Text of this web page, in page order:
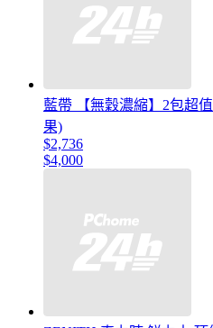
藍帶 【無穀濃縮】2包超
果)
$2,736
$4,000